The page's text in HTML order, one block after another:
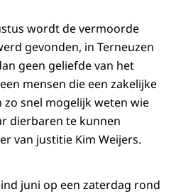
wordt de vermoorde
gevonden, in Terneuzen
geen geliefde van het
mensen die een zakelijke
zo snel mogelijk weten wie
dierbaren te kunnen
van justitie Kim Weijers.
juni op een zaterdag rond